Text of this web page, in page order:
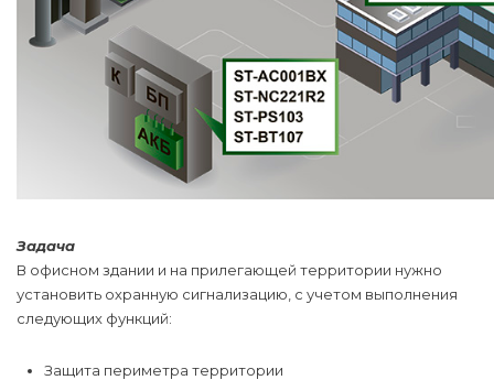
Задача
В офисном здании и на прилегающей территории нужно
установить охранную сигнализацию, с учетом выполнения
следующих функций:
Защита периметра территории